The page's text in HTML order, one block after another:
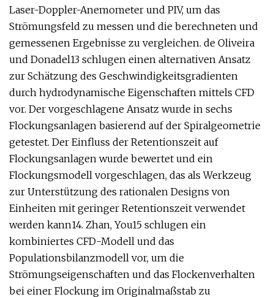
Laser-Doppler-Anemometer und PIV, um das
Strömungsfeld zu messen und die berechneten und
gemessenen Ergebnisse zu vergleichen. de Oliveira
und Donadel13 schlugen einen alternativen Ansatz
zur Schätzung des Geschwindigkeitsgradienten
durch hydrodynamische Eigenschaften mittels CFD
vor. Der vorgeschlagene Ansatz wurde in sechs
Flockungsanlagen basierend auf der Spiralgeometrie
getestet. Der Einfluss der Retentionszeit auf
Flockungsanlagen wurde bewertet und ein
Flockungsmodell vorgeschlagen, das als Werkzeug
zur Unterstützung des rationalen Designs von
Einheiten mit geringer Retentionszeit verwendet
werden kann14. Zhan, You15 schlugen ein
kombiniertes CFD-Modell und das
Populationsbilanzmodell vor, um die
Strömungseigenschaften und das Flockenverhalten
bei einer Flockung im Originalmaßstab zu